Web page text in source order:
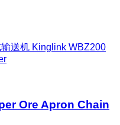
送机 Kinglink WBZ200
Ore Apron Chain